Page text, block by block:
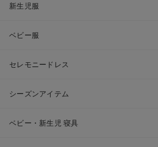
新生児服
ベビー服
セレモニードレス
シーズンアイテム
ベビー・新生児 寝具